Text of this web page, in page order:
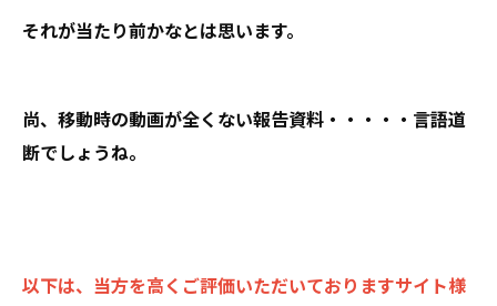
それが当たり前かなとは思います。
尚、移動時の動画が全くない報告資料・・・・・言語道
断でしょうね。
以下は、当方を高くご評価いただいておりますサイト様